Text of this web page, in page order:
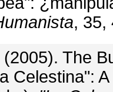
, 35,
The
Celestina":